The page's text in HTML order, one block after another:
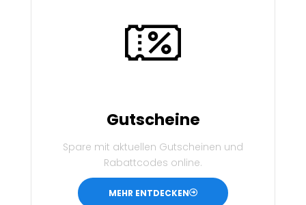
Gutscheine
Spare mit aktuellen Gutscheinen und
Rabattcodes online.
MEHR ENTDECKEN